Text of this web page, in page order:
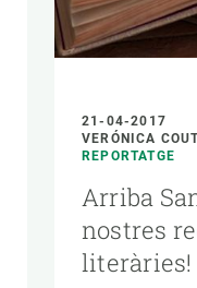
21-04-2017
VERÓNICA
REPORTATGE
Arriba
nostres
literàries!